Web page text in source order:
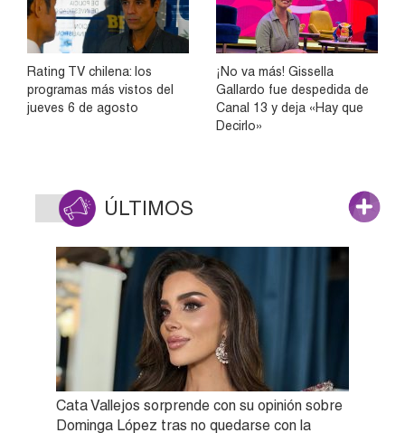
Rating TV chilena: los
programas más vistos del
jueves 6 de agosto
¡No va más! Gissella
Gallardo fue despedida de
Canal 13 y deja «Hay que
Decirlo»
ÚLTIMOS
Cata Vallejos sorprende con su opinión sobre
Dominga López tras no quedarse con la